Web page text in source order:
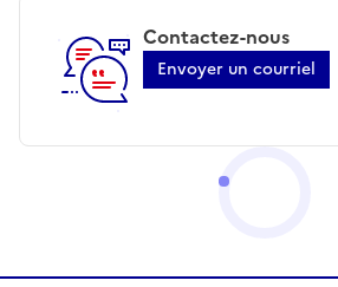
Contactez-nous
Envoyer un courriel